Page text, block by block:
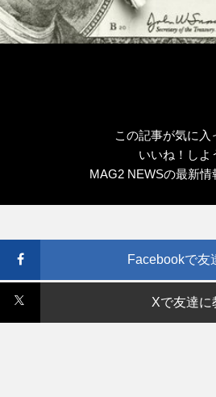
この記事が気に入
いいね！しよ
MAG2 NEWSの最新情
Facebookで友
Xで友達に